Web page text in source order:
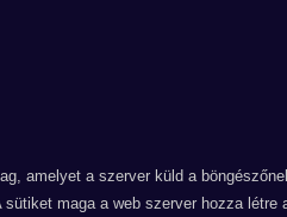
amelyet a szerver küld a
maga a web szerver hozza létre